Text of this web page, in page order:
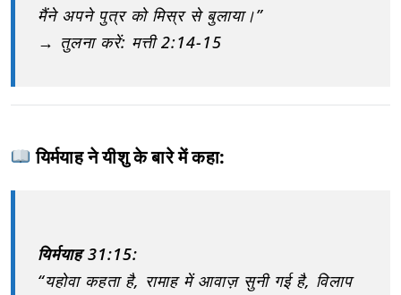
मैंने अपने पुत्र को मिस्र से बुलाया।”
→ तुलना करें: मत्ती 2:14-15
यिर्मयाह ने यीशु के बारे में कहा:
यिर्मयाह 31:15:
“यहोवा कहता है, रामाह में आवाज़ सुनी गई है, विलाप